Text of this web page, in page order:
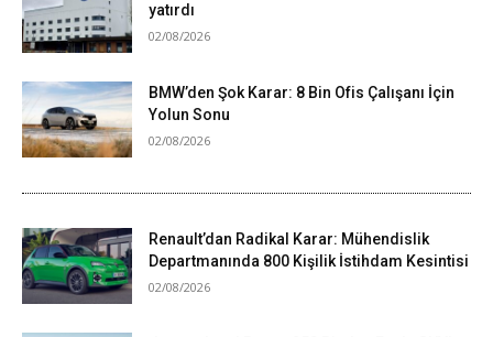
yatırdı
02/08/2026
BMW’den Şok Karar: 8 Bin Ofis Çalışanı İçin
Yolun Sonu
02/08/2026
Renault’dan Radikal Karar: Mühendislik
Departmanında 800 Kişilik İstihdam Kesintisi
02/08/2026